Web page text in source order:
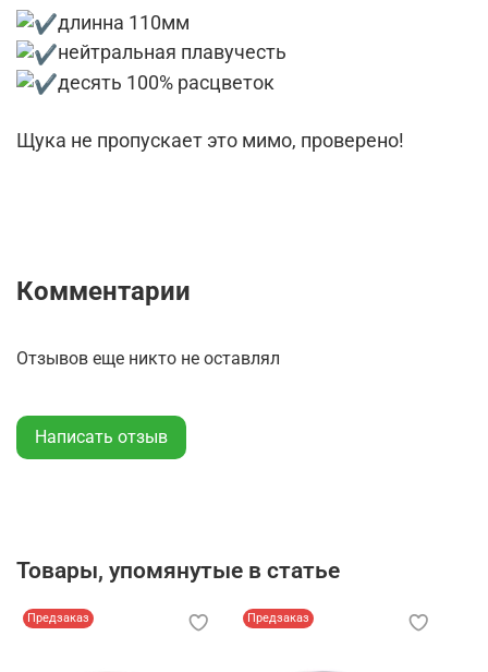
длинна 110мм
нейтральная плавучесть
десять 100% расцветок
Щука не пропускает это мимо, проверено!
Комментарии
Отзывов еще никто не оставлял
Написать отзыв
Товары, упомянутые в статье
Предзаказ Предзаказ